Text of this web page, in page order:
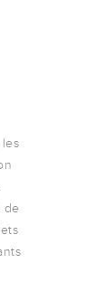
de